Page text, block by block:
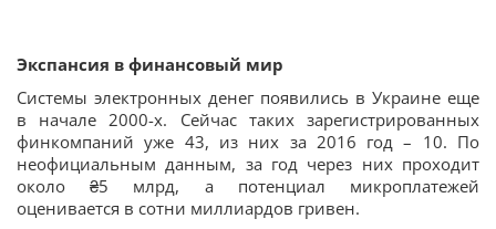
Экспансия в финансовый мир
Системы электронных денег появились в Украине еще
в начале 2000-х. Сейчас таких зарегистрированных
финкомпаний уже 43, из них за 2016 год – 10. По
неофициальным данным, за год через них проходит
около ₴5 млрд, а потенциал микроплатежей
оценивается в сотни миллиардов гривен.